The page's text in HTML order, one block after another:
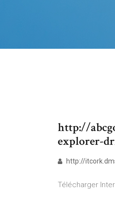
http://
explorer-
http://
Télécharger